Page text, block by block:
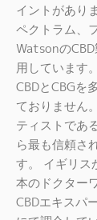
イントがあり
ペクトラム、
Watsonの
用しています
CBDとCBGを
ておりません
ティストであ
ら最も信頼さ
す。 イギリス
本のドクター
CBDエキスパ